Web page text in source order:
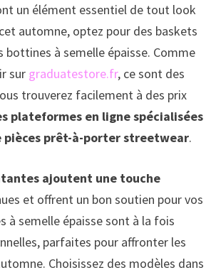
un élément essentiel de tout look
automne, optez pour des baskets
bottines à semelle épaisse. Comme
sur graduatestore.fr, ce sont des
trouverez facilement à des prix
plateformes en ligne spécialisées
pièces prêt-à-porter streetwear.
ajoutent une touche
et offrent un bon soutien pour vos
à semelle épaisse sont à la fois
parfaites pour affronter les
Choisissez des modèles dans